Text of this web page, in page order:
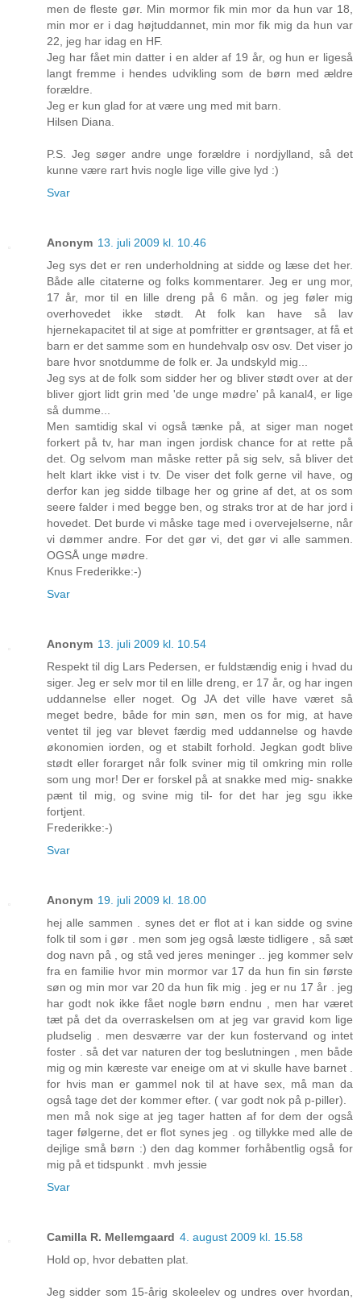
men de fleste gør. Min mormor fik min mor da hun var 18,
min mor er i dag højtuddannet, min mor fik mig da hun var
22, jeg har idag en HF.
Jeg har fået min datter i en alder af 19 år, og hun er ligeså
langt fremme i hendes udvikling som de børn med ældre
forældre.
Jeg er kun glad for at være ung med mit barn.
Hilsen Diana.
P.S. Jeg søger andre unge forældre i nordjylland, så det
kunne være rart hvis nogle lige ville give lyd :)
Svar
Anonym 13. juli 2009 kl. 10.46
Jeg sys det er ren underholdning at sidde og læse det her.
Både alle citaterne og folks kommentarer. Jeg er ung mor,
17 år, mor til en lille dreng på 6 mån. og jeg føler mig
overhovedet ikke stødt. At folk kan have så lav
hjernekapacitet til at sige at pomfritter er grøntsager, at få et
barn er det samme som en hundehvalp osv osv. Det viser jo
bare hvor snotdumme de folk er. Ja undskyld mig...
Jeg sys at de folk som sidder her og bliver stødt over at der
bliver gjort lidt grin med 'de unge mødre' på kanal4, er lige
så dumme...
Men samtidig skal vi også tænke på, at siger man noget
forkert på tv, har man ingen jordisk chance for at rette på
det. Og selvom man måske retter på sig selv, så bliver det
helt klart ikke vist i tv. De viser det folk gerne vil have, og
derfor kan jeg sidde tilbage her og grine af det, at os som
seere falder i med begge ben, og straks tror at de har jord i
hovedet. Det burde vi måske tage med i overvejelserne, når
vi dømmer andre. For det gør vi, det gør vi alle sammen.
OGSÅ unge mødre.
Knus Frederikke:-)
Svar
Anonym 13. juli 2009 kl. 10.54
Respekt til dig Lars Pedersen, er fuldstændig enig i hvad du
siger. Jeg er selv mor til en lille dreng, er 17 år, og har ingen
uddannelse eller noget. Og JA det ville have været så
meget bedre, både for min søn, men os for mig, at have
ventet til jeg var blevet færdig med uddannelse og havde
økonomien iorden, og et stabilt forhold. Jegkan godt blive
stødt eller forarget når folk sviner mig til omkring min rolle
som ung mor! Der er forskel på at snakke med mig- snakke
pænt til mig, og svine mig til- for det har jeg sgu ikke
fortjent.
Frederikke:-)
Svar
Anonym 19. juli 2009 kl. 18.00
hej alle sammen . synes det er flot at i kan sidde og svine
folk til som i gør . men som jeg også læste tidligere , så sæt
dog navn på , og stå ved jeres meninger .. jeg kommer selv
fra en familie hvor min mormor var 17 da hun fin sin første
søn og min mor var 20 da hun fik mig . jeg er nu 17 år . jeg
har godt nok ikke fået nogle børn endnu , men har været
tæt på det da overraskelsen om at jeg var gravid kom lige
pludselig . men desværre var der kun fostervand og intet
foster . så det var naturen der tog beslutningen , men både
mig og min kæreste var eneige om at vi skulle have barnet .
for hvis man er gammel nok til at have sex, må man da
også tage det der kommer efter. ( var godt nok på p-piller).
men må nok sige at jeg tager hatten af for dem der også
tager følgerne, det er flot synes jeg . og tillykke med alle de
dejlige små børn :) den dag kommer forhåbentlig også for
mig på et tidspunkt . mvh jessie
Svar
Camilla R. Mellemgaard 4. august 2009 kl. 15.58
Hold op, hvor debatten plat.
Jeg sidder som 15-årig skoleelev og undres over hvordan,